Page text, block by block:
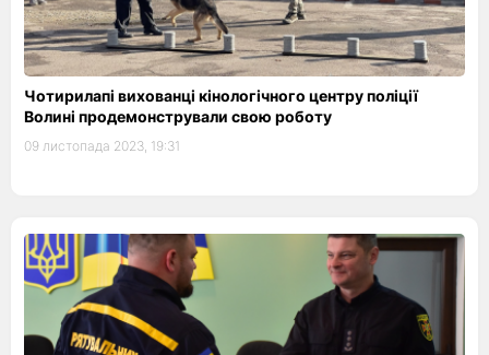
Чотирилапі вихованці кінологічного центру поліції
Волині продемонстрували свою роботу
09 листопада 2023, 19:31